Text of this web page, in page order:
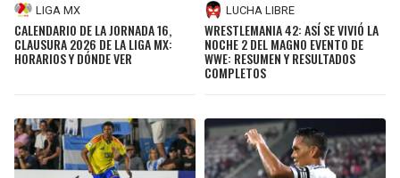
LIGA MX
CALENDARIO DE LA JORNADA 16,
CLAUSURA 2026 DE LA LIGA MX:
HORARIOS Y DÓNDE VER
LUCHA LIBRE
WRESTLEMANIA 42: ASÍ SE VIVIÓ LA
NOCHE 2 DEL MAGNO EVENTO DE
WWE: RESUMEN Y RESULTADOS
COMPLETOS